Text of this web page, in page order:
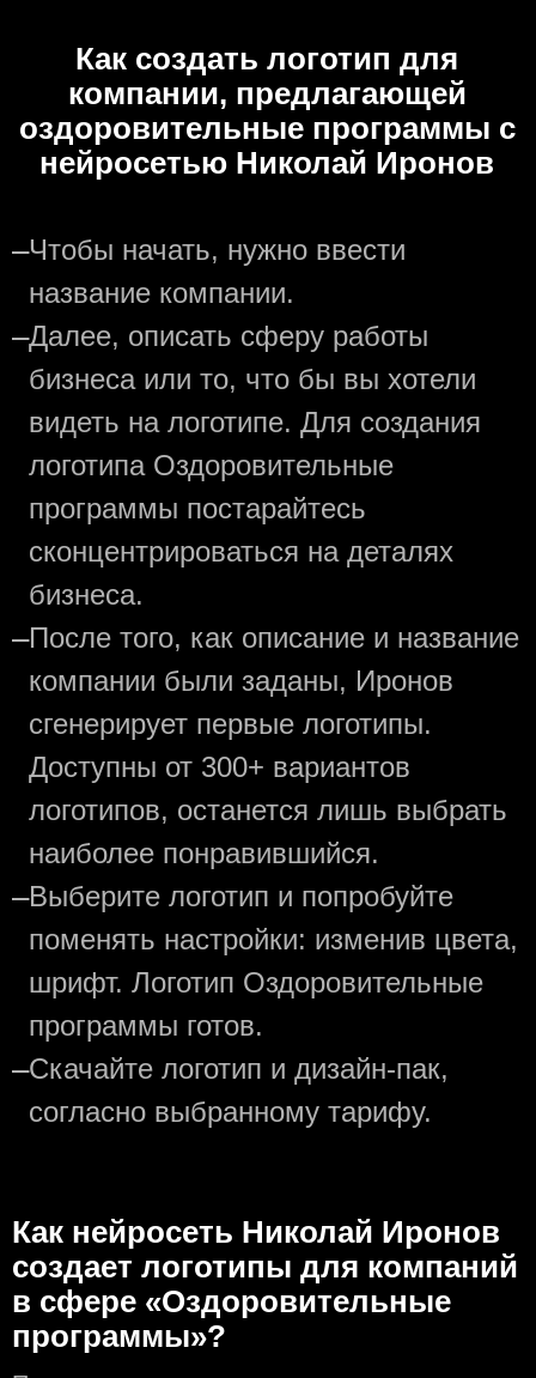
Как создать логотип для
компании, предлагающей
оздоровительные программы с
нейросетью Николай Иронов
—Чтобы начать, нужно ввести
название компании.
—Далее, описать сферу работы
бизнеса или то, что бы вы хотели
видеть на логотипе. Для создания
логотипа Оздоровительные
программы постарайтесь
сконцентрироваться на деталях
бизнеса.
—После того, как описание и название
компании были заданы, Иронов
сгенерирует первые логотипы.
Доступны от 300+ вариантов
логотипов, останется лишь выбрать
наиболее понравившийся.
—Выберите логотип и попробуйте
поменять настройки: изменив цвета,
шрифт. Логотип Оздоровительные
программы готов.
—Скачайте логотип и дизайн-пак,
согласно выбранному тарифу.
Как нейросеть Николай Иронов
создаeт логотипы для компаний
в сфере «Оздоровительные
программы»?